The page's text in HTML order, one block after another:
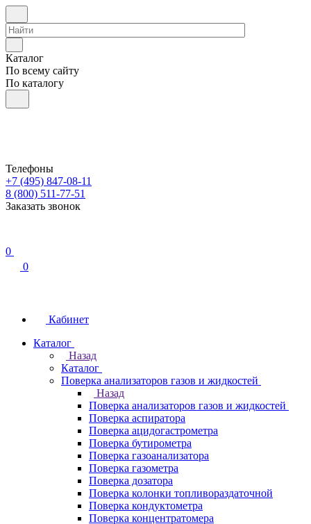
Каталог
По всему сайту
По каталогу
Телефоны
+7 (495) 847-08-11
8 (800) 511-77-51
Заказать звонок
0
0
Кабинет
Каталог
Назад
Каталог
Поверка анализаторов газов и жидкостей
Назад
Поверка анализаторов газов и жидкостей
Поверка аспиратора
Поверка ацидогастрометра
Поверка бутирометра
Поверка газоанализатора
Поверка газометра
Поверка дозатора
Поверка колонки топливораздаточной
Поверка кондуктометра
Поверка концентратомера